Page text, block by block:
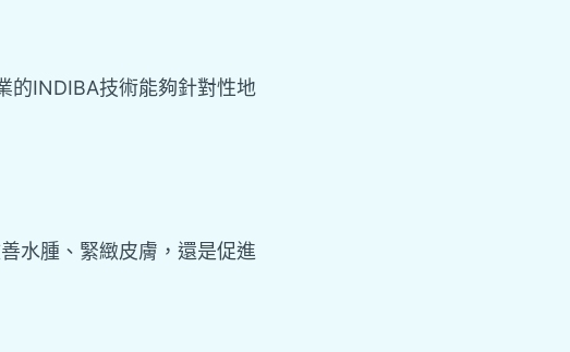
的INDIBA技術能夠針對性地
水腫、緊緻皮膚，還是促進